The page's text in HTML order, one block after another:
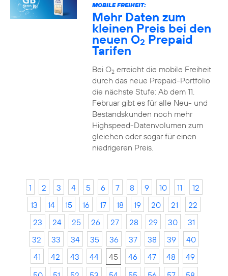
MOBILE FREIHEIT:
Mehr Daten zum
kleinen Preis bei den
neuen O2 Prepaid
Tarifen
Bei O2erreicht die mobile Freiheit
durch das neue Prepaid-Portfolio
die nächste Stufe: Ab dem 11.
Februar gibt es für alle Neu- und
Bestandskunden noch mehr
Highspeed-Datenvolumen zum
gleichen oder sogar für einen
niedrigeren Preis.
1 2 3 4 5 6 7 8 9 10 11
12
13
14 15 16 17 18 19 20 21
22
23
24 25 26 27 28 29 30
31
32
33 34 35 36 37 38 39
40
41
42 43 44 45 46 47 48
49